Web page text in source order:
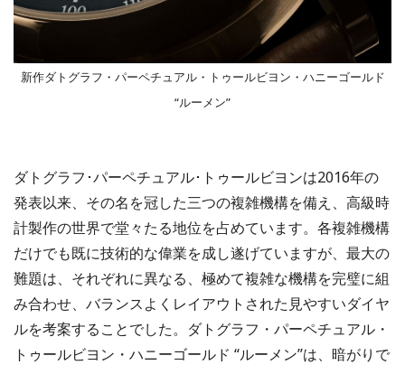
新作ダトグラフ・パーペチュアル・トゥールビヨン・ハニーゴールド
“ルーメン”
ダトグラフ･パーペチュアル･トゥールビヨンは2016年の
発表以来、その名を冠した三つの複雑機構を備え、高級時
計製作の世界で堂々たる地位を占めています。各複雑機構
だけでも既に技術的な偉業を成し遂げていますが、最大の
難題は、それぞれに異なる、極めて複雑な機構を完璧に組
み合わせ、バランスよくレイアウトされた見やすいダイヤ
ルを考案することでした。ダトグラフ・パーペチュアル・
トゥールビヨン・ハニーゴールド “ルーメン”は、暗がりで